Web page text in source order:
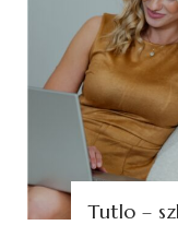
Tutlo –